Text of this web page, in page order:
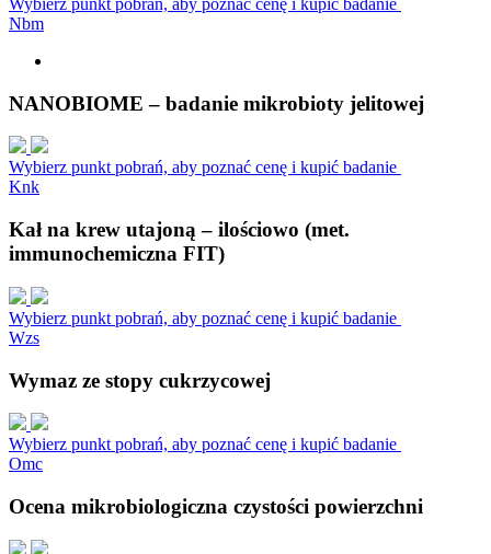
Wybierz punkt pobrań, aby poznać cenę i kupić badanie
Nbm
NANOBIOME – badanie mikrobioty jelitowej
Wybierz punkt pobrań, aby poznać cenę i kupić badanie
Knk
Kał na krew utajoną – ilościowo (met.
immunochemiczna FIT)
Wybierz punkt pobrań, aby poznać cenę i kupić badanie
Wzs
Wymaz ze stopy cukrzycowej
Wybierz punkt pobrań, aby poznać cenę i kupić badanie
Omc
Ocena mikrobiologiczna czystości powierzchni